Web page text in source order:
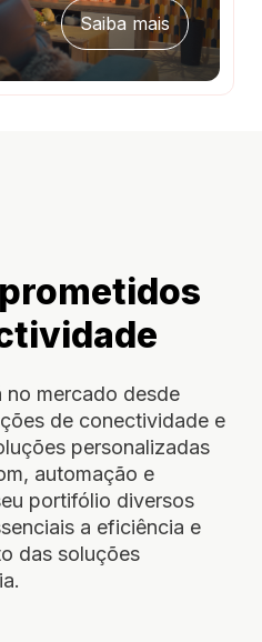
Saiba mais
no mercado desde
de conectividade e
personalizadas
automação e
portifólio diversos
a eficiência e
das soluções